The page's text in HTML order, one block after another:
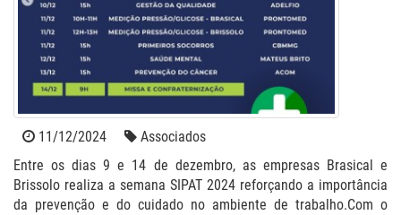
11/12/2024
Associados
Entre os dias 9 e 14 de dezembro, as empresas Brasical e
Brissolo realiza a semana SIPAT 2024 reforçando a importância
da prevenção e do cuidado no ambiente de trabalho.Com o